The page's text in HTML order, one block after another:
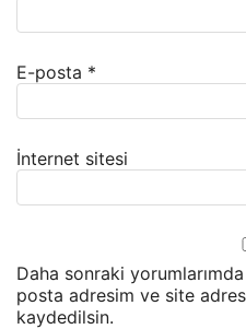
E-posta *
İnternet sitesi
Daha sonraki
posta adresim ve site
kaydedilsin.